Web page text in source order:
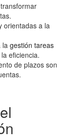
orientadas a la
la gestión tareas
eficiencia.
de plazos son